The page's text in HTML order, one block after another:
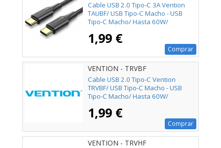
Cable USB 2.0 Tipo-C 3A Vention
TAUBF/ USB Tipo-C Macho - USB
Tipo-C Macho/ Hasta 60W/
1,99 €
Comprar
VENTION - TRVBF
Cable USB 2.0 Tipo-C Vention
TRVBF/ USB Tipo-C Macho - USB
Tipo-C Macho/ Hasta 60W/
1,99 €
Comprar
VENTION - TRVHF